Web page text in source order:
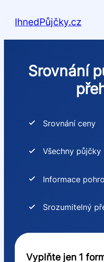
IhnedPůjčky.cz
Srovnání
Srovnání ceny
Všechny půjčky
Informace
Srozumitelný
Vyplňte jen 1